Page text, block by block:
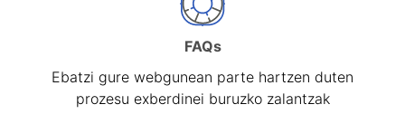
FAQs
Ebatzi gure webgunean parte hartzen duten
prozesu exberdinei buruzko zalantzak